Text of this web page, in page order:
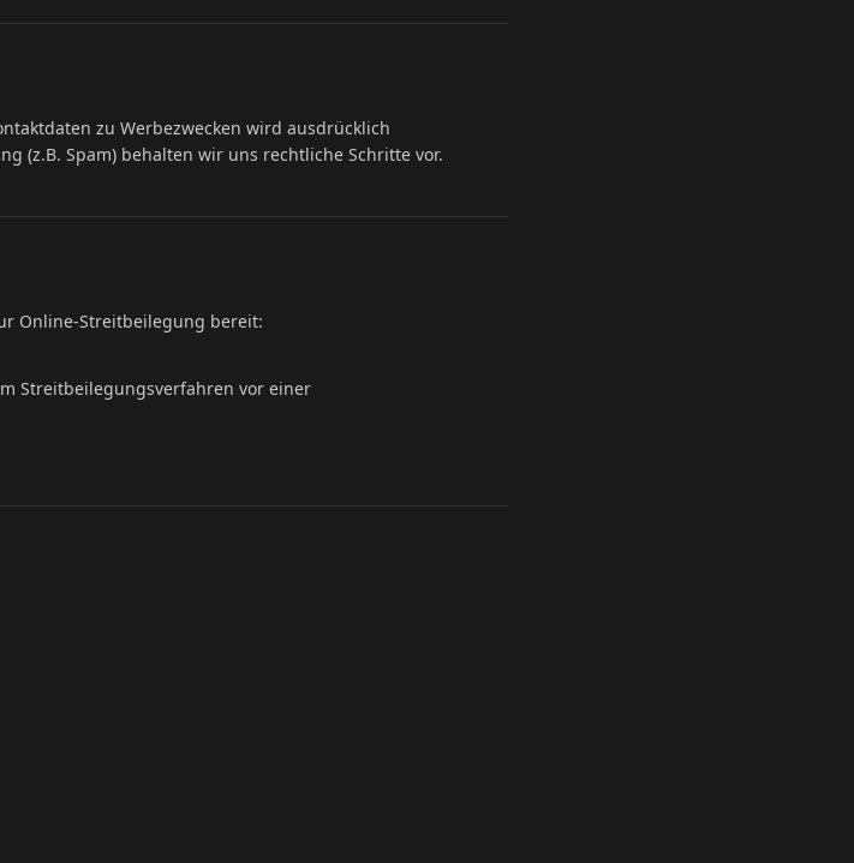
zu Werbezwecken wird ausdrücklich
(z.B. Spam) behalten wir uns rechtliche Schritte vor.
Online-Streitbeilegung bereit:
Streitbeilegungsverfahren vor einer